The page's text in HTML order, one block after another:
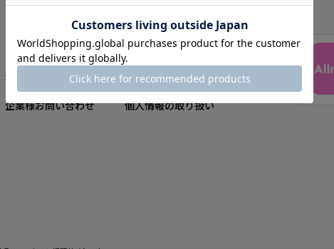
インフォメーション
運営会社
ご利用規約
お問い合わせ
特定商取引法に基づく表記
企業様お問い合わせ
個人情報の取り扱い